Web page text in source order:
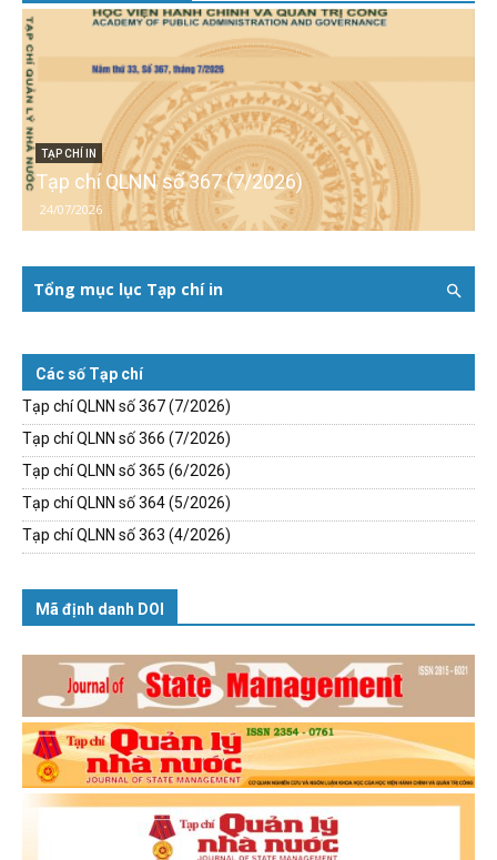
TẠP CHÍ IN
Tạp chí QLNN số 367 (7/2026)
24/07/2026
Tổng mục lục Tạp chí in
Các số Tạp chí
Tạp chí QLNN số 367 (7/2026)
Tạp chí QLNN số 366 (7/2026)
Tạp chí QLNN số 365 (6/2026)
Tạp chí QLNN số 364 (5/2026)
Tạp chí QLNN số 363 (4/2026)
Mã định danh DOI